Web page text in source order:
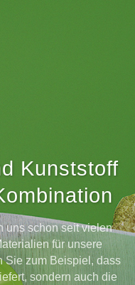
Kunststoff
uns schon seit vielen
für unsere
Sie zum Beispiel, dass
sondern auch die